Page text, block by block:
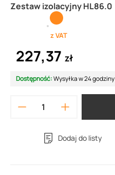
Zestaw izolacyjny HL86.0
z VAT
227,37 zł
Dostępność:Wysyłka w 24 godziny
Dodaj do listy